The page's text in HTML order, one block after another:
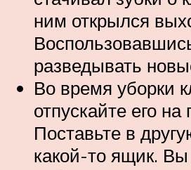
ним открылся
разведывать
Во время уборки
отпускайте его на
Поставьте в
какой-то ящик.